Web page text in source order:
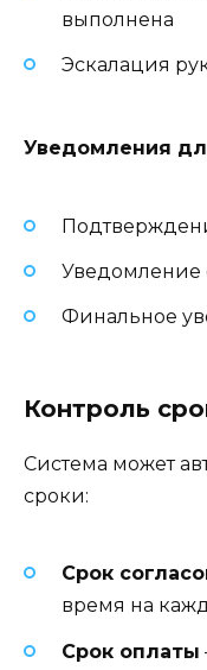
выполнена
Эскалация
Уведомления
Уведомление
Финальное
Контроль
Система может
сроки:
Срок
время на
Срок оплаты